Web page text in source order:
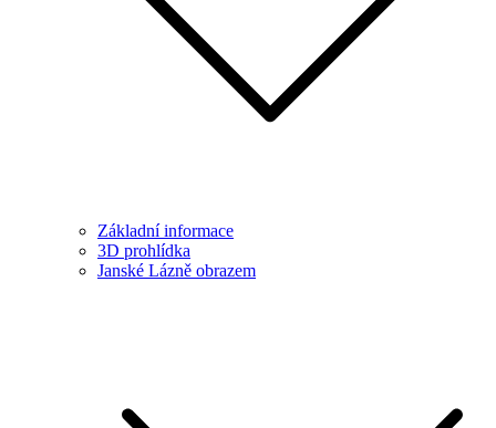
Základní informace
3D prohlídka
Janské Lázně obrazem